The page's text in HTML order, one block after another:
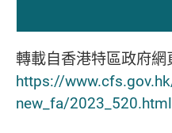
轉載自香港特區政府網
https://
new_fa/2023_520.html